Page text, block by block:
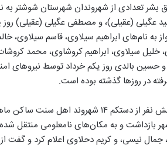
بشر تعدادی از شهروندان شهرستان شوشتر
به نام‌های ابراهيم سيلاوى، قاسم
خليل سيلاوی، ابراهيم كروشاوی، محمد
و حسين بالدى روز یکم خرداد توسط نیروهای
در روزها گذشته بوده است.
بازداشت و به مکان‌های نامعلومی منتقل
نيسى، و كريم دحلاوى اعلام کرد و